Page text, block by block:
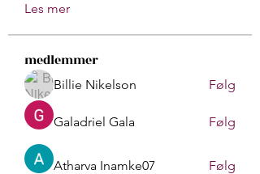
Les mer
medlemmer
Billie Nikelson Følg
Galadriel Gala Følg
Atharva Inamke07 Følg